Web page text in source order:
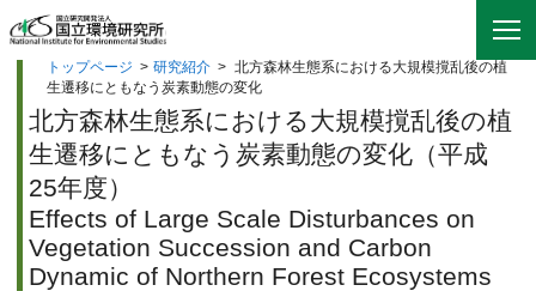
トップページ > 研究紹介 > 北方森林生態系における大規模撹乱後の植
生遷移にともなう炭素動態の変化
北方森林生態系における大規模撹乱後の植
生遷移にともなう炭素動態の変化（平成
25年度）
Effects of Large Scale Disturbances on
Vegetation Succession and Carbon
Dynamic of Northern Forest Ecosystems